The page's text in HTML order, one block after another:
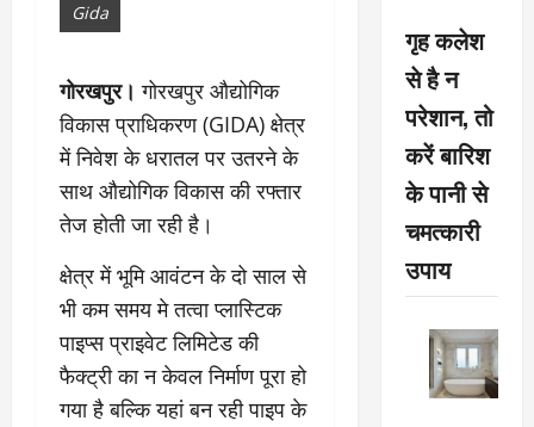
Gida
गोरखपुर। गोरखपुर औद्योगिक
विकास प्राधिकरण (GIDA) क्षेत्र
में निवेश के धरातल पर उतरने के
साथ औद्योगिक विकास की रफ्तार
तेज होती जा रही है।
क्षेत्र में भूमि आवंटन के दो साल से
भी कम समय मे तत्वा प्लास्टिक
पाइप्स प्राइवेट लिमिटेड की
फैक्ट्री का न केवल निर्माण पूरा हो
गया है बल्कि यहां बन रही पाइप के
गृह कलेश
से है न
परेशान, तो
करें बारिश
के पानी से
चमत्कारी
उपाय